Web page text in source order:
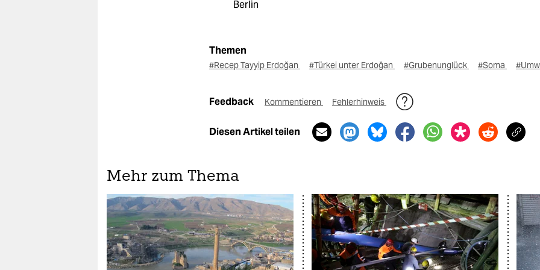
Berlin
Themen
#Recep Tayyip Erdoğan #Türkei unter Erdoğan #Grubenunglück #Soma
Feedback Kommentieren Fehlerhinweis
Diesen Artikel teilen
Mehr zum Thema